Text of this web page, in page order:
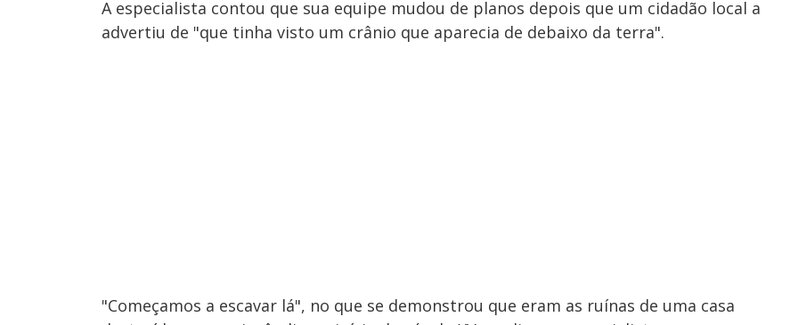
A especialista contou que sua equipe mudou de planos depois que um cidadão local a
advertiu de "que tinha visto um crânio que aparecia de debaixo da terra".
"Começamos a escavar lá", no que se demonstrou que eram as ruínas de uma casa